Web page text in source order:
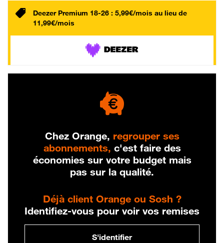
Deezer Premium 18-26 : 5,99€/mois au lieu de
11,99€/mois
Chez Orange, regrouper ses
abonnements, c'est faire des
économies sur votre budget mais
pas sur la qualité.
Déjà client Orange ou Sosh ?
Identifiez-vous pour voir vos remises
S'identifier